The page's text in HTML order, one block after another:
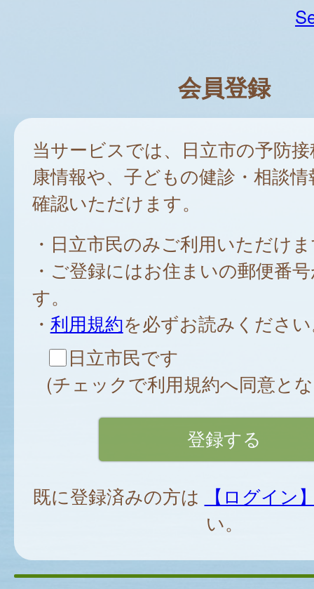
会員登録
当サービスでは、日立市の予防
康情報や、子どもの健診・相談
確認いただけます。
・日立市民のみご利用いただけ
・ご登録にはお住まいの郵便番
す。
・ 利用規約を必ずお読みくださ
日立市民です
(チェックで利用規約へ同意と
既に登録済みの方は
【ログイン
い。